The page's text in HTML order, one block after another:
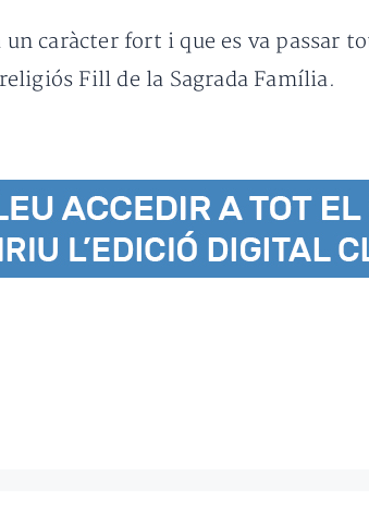
un caràcter fort i que es va
Fill de la Sagrada Família.